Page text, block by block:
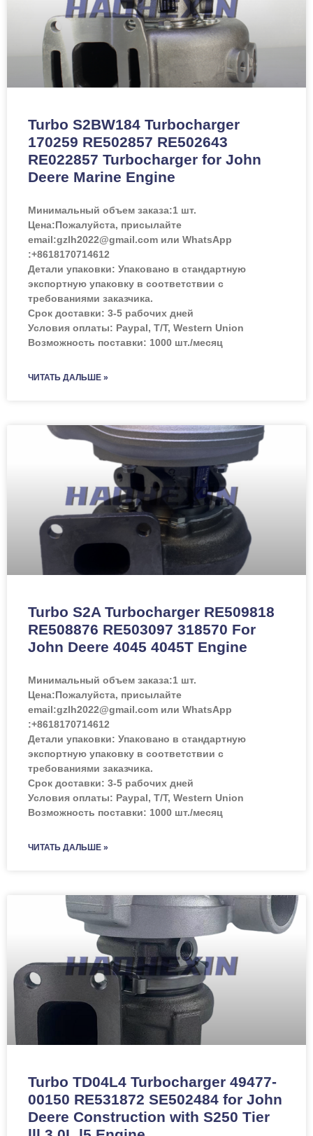
Turbo S2BW184 Turbocharger
170259 RE502857 RE502643
RE022857 Turbocharger for John
Deere Marine Engine
Минимальный объем заказа:1 шт.
Цена:Пожалуйста, присылайте
email:gzlh2022@gmail.com или WhatsApp
:+8618170714612
Детали упаковки: Упаковано в стандартную
экспортную упаковку в соответствии с
требованиями заказчика.
Срок доставки: 3-5 рабочих дней
Условия оплаты: Paypal, T/T, Western Union
Возможность поставки: 1000 шт./месяц
ЧИТАТЬ ДАЛЬШЕ »
Turbo S2A Turbocharger RE509818
RE508876 RE503097 318570 For
John Deere 4045 4045T Engine
Минимальный объем заказа:1 шт.
Цена:Пожалуйста, присылайте
email:gzlh2022@gmail.com или WhatsApp
:+8618170714612
Детали упаковки: Упаковано в стандартную
экспортную упаковку в соответствии с
требованиями заказчика.
Срок доставки: 3-5 рабочих дней
Условия оплаты: Paypal, T/T, Western Union
Возможность поставки: 1000 шт./месяц
ЧИТАТЬ ДАЛЬШЕ »
Turbo TD04L4 Turbocharger 49477-
00150 RE531872 SE502484 for John
Deere Construction with S250 Tier